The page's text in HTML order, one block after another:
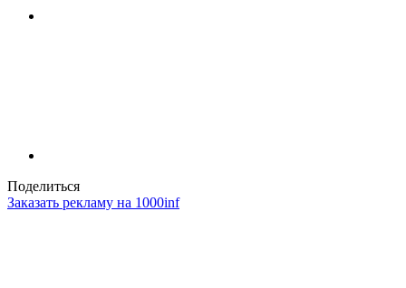
Поделиться
Заказать рекламу на 1000inf